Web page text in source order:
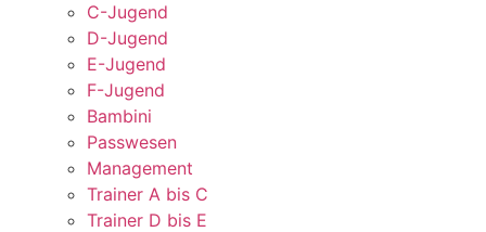
C-Jugend
D-Jugend
E-Jugend
F-Jugend
Bambini
Passwesen
Management
Trainer A bis C
Trainer D bis E